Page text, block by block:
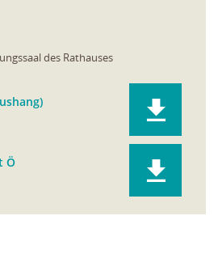
des Rathauses
Ö